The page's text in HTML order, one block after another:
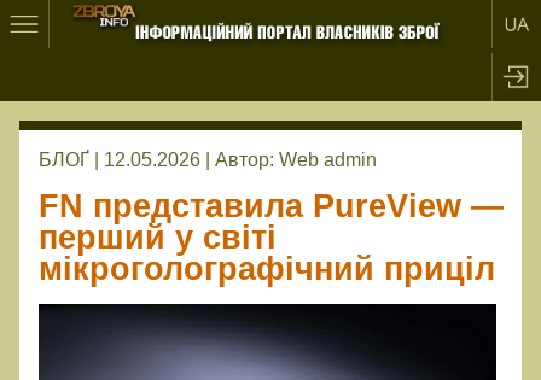
БЛОҐ | 12.05.2026 | Автор: Web admin
FN представила PureView —
перший у світі
мікроголографічний приціл